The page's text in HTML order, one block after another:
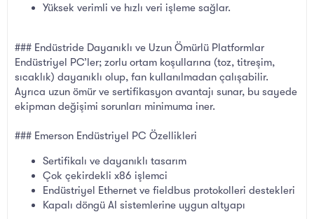
Yüksek verimli ve hızlı veri işleme sağlar.
### Endüstride Dayanıklı ve Uzun Ömürlü Platformlar
Endüstriyel PC’ler; zorlu ortam koşullarına (toz, titreşim,
sıcaklık) dayanıklı olup, fan kullanılmadan çalışabilir.
Ayrıca uzun ömür ve sertifikasyon avantajı sunar, bu sayede
ekipman değişimi sorunları minimuma iner.
### Emerson Endüstriyel PC Özellikleri
Sertifikalı ve dayanıklı tasarım
Çok çekirdekli x86 işlemci
Endüstriyel Ethernet ve fieldbus protokolleri destekleri
Kapalı döngü AI sistemlerine uygun altyapı